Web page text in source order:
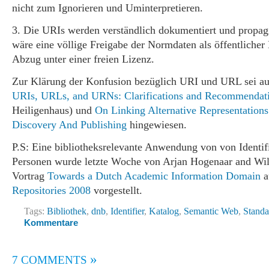
nicht zum Ignorieren und Uminterpretieren.
3. Die URIs werden verständlich dokumentiert und
wäre eine völlige Freigabe der Normdaten als öffentlicher
Abzug unter einer freien Lizenz.
Zur Klärung der Konfusion bezüglich URI und URL sei
URIs, URLs, and URNs: Clarifications and
Heiligenhaus) und On Linking Alternative
Discovery And Publishing hingewiesen.
P.S: Eine bibliotheksrelevante Anwendung von von
Personen wurde letzte Woche von Arjan Hogenaar and
Vortrag Towards a Dutch Academic Information Domain
Repositories 2008 vorgestellt.
Tags: Bibliothek, dnb, Identifier, Katalog, Semantic Web,
Kommentare
7 COMMENTS »